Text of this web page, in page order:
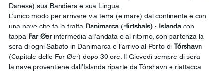
Danese) sua Bandiera e sua Lingua.
L’unico modo per arrivare via terra (e mare) dal continente è con
una nave che fa la tratta Danimarca (Hirtshals) - Islanda con
tappa Far Øer intermedia all’andata e al ritorno, con partenza la
sera di ogni Sabato in Danimarca e l’arrivo al Porto di Tórshavn
(Capitale delle Far Øer) dopo 30 ore. Il Giovedì sempre di sera
la nave proventiene dall’Islanda riparte da Tórshavn e riattacca